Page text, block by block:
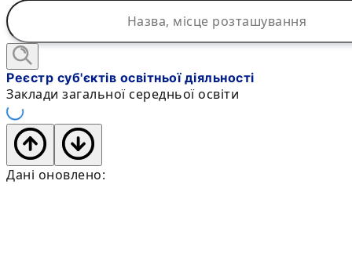
Реєстр суб'єктів освітньої діяльності
Заклади загальної середньої освіти
Дані оновлено: